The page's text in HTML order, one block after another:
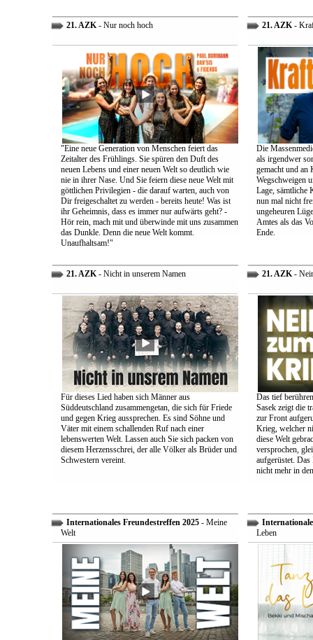
21. AZK- Nur noch hoch
"Eine neue Generation von Menschen feiert das
Zeitalter des Frühlings. Sie spüren den Duft des
neuen Lebens und einer neuen Welt so deutlich wie
nie in ihrer Nase. Und Sie feiern diese neue Welt mit
göttlichen Privilegien - die darauf warten, auch von
Dir freigeschaltet zu werden - bereits heute! Was ist
ihr Geheimnis, dass es immer nur aufwärts geht? -
Hör rein, mach mit und überwinde mit uns zusammen
das Dunkle. Denn die neue Welt kommt.
Unaufhaltsam!"
21. AZK-
Die
als irgendwer
gemacht und an
Wegschweigen
Lage, sämtliche
nun mal nicht
ungeheuren
Amtes als das
Ende.
21. AZK- Nicht in unserem Namen
Für dieses Lied haben sich Männer aus
Süddeutschland zusammengetan, die sich für Friede
und gegen Krieg aussprechen. Es sind Söhne und
Väter mit einem schallenden Ruf nach einer
lebenswerten Welt. Lassen auch Sie sich packen von
diesem Herzensschrei, der alle Völker als Brüder und
Schwestern vereint.
21. AZK-
Das tief
Sasek zeigt die
zur Front
Krieg, welcher
diese Welt
versprochen,
aufgerüstet.
nicht mehr in
Internationales Freundestreffen 2025- Meine
Welt
Leben